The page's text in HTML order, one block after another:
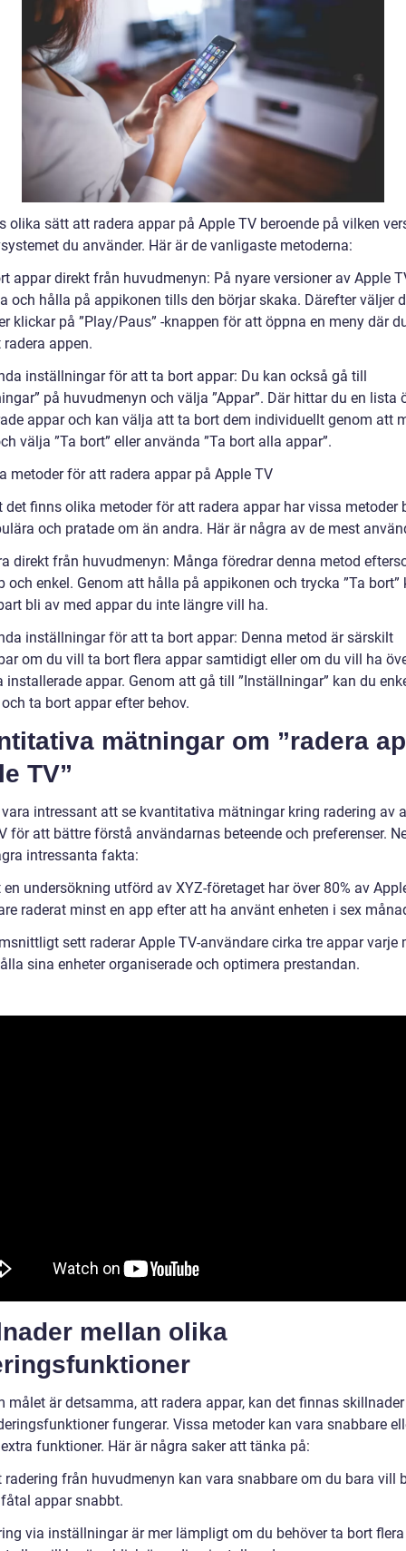
olika sätt att radera appar på Apple TV beroende på vilken
du använder. Här är de vanligaste metoderna:
appar direkt från huvudmenyn: På nyare versioner av Apple
och hålla på appikonen tills den börjar skaka. Därefter väljer
klickar på ”Play/Paus” -knappen för att öppna en meny där
appen.
inställningar för att ta bort appar: Du kan också gå till
på huvudmenyn och välja ”Appar”. Där hittar du en lista
appar och kan välja att ta bort dem individuellt genom att
välja ”Ta bort” eller använda ”Ta bort alla appar”.
metoder för att radera appar på Apple TV
det finns olika metoder för att radera appar har vissa metoder
och pratade om än andra. Här är några av de mest
direkt från huvudmenyn: Många föredrar denna metod
och enkel. Genom att hålla på appikonen och trycka ”Ta bort”
bli av med appar du inte längre vill ha.
inställningar för att ta bort appar: Denna metod är särskilt
om du vill ta bort flera appar samtidigt eller om du vill ha
installerade appar. Genom att gå till ”Inställningar” kan du
ta bort appar efter behov.
mätningar om ”radera
TV”
intressant att se kvantitativa mätningar kring radering av
för att bättre förstå användarnas beteende och preferenser.
intressanta fakta:
en undersökning utförd av XYZ-företaget har över 80% av
raderat minst en app efter att ha använt enheten i sex
sett raderar Apple TV-användare cirka tre appar varje
sina enheter organiserade och optimera prestandan.
mellan olika
målet är detsamma, att radera appar, kan det finnas
fungerar. Vissa metoder kan vara snabbare
funktioner. Här är några saker att tänka på:
radering från huvudmenyn kan vara snabbare om du bara vill
appar snabbt.
via inställningar är mer lämpligt om du behöver ta bort